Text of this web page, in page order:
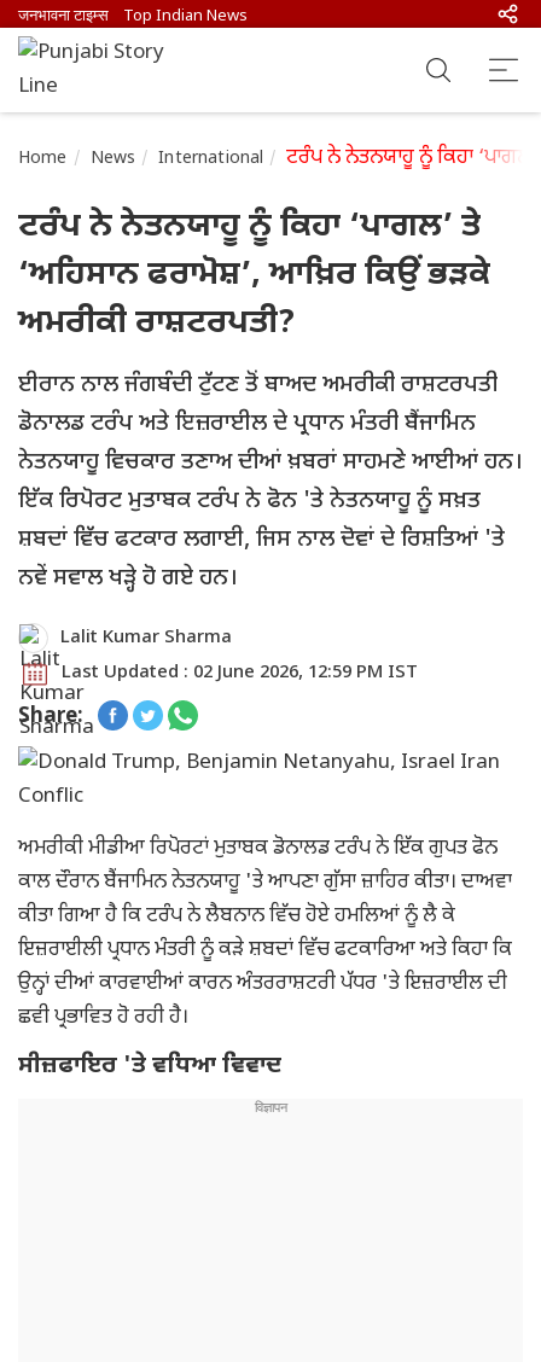
जनभावना टाइम्स Top Indian News
Home News International ਟਰੰਪ ਨੇ ਨੇਤਨਯਾਹੂ ਨੂੰ ਕਿਹਾ
ਟਰੰਪ ਨੇ ਨੇਤਨਯਾਹੂ ਨੂੰ ਕਿਹਾ ‘ਪਾਗਲ’ ਤੇ
‘ਅਹਿਸਾਨ ਫਰਾਮੋਸ਼’, ਆਖ਼ਿਰ ਕਿਉਂ ਭੜਕੇ
ਅਮਰੀਕੀ ਰਾਸ਼ਟਰਪਤੀ?
ਈਰਾਨ ਨਾਲ ਜੰਗਬੰਦੀ ਟੁੱਟਣ ਤੋਂ ਬਾਅਦ ਅਮਰੀਕੀ ਰਾਸ਼ਟਰਪਤੀ
ਡੋਨਾਲਡ ਟਰੰਪ ਅਤੇ ਇਜ਼ਰਾਈਲ ਦੇ ਪ੍ਰਧਾਨ ਮੰਤਰੀ ਬੈਂਜਾਮਿਨ
ਨੇਤਨਯਾਹੂ ਵਿਚਕਾਰ ਤਣਾਅ ਦੀਆਂ ਖ਼ਬਰਾਂ ਸਾਹਮਣੇ ਆਈਆਂ ਹਨ।
ਇੱਕ ਰਿਪੋਰਟ ਮੁਤਾਬਕ ਟਰੰਪ ਨੇ ਫੋਨ 'ਤੇ ਨੇਤਨਯਾਹੂ ਨੂੰ ਸਖ਼ਤ
ਸ਼ਬਦਾਂ ਵਿੱਚ ਫਟਕਾਰ ਲਗਾਈ, ਜਿਸ ਨਾਲ ਦੋਵਾਂ ਦੇ ਰਿਸ਼ਤਿਆਂ 'ਤੇ
ਨਵੇਂ ਸਵਾਲ ਖੜ੍ਹੇ ਹੋ ਗਏ ਹਨ।
Lalit Kumar Sharma
Last Updated : 02 June 2026, 12:59 PM IST
Share:
ਅਮਰੀਕੀ ਮੀਡੀਆ ਰਿਪੋਰਟਾਂ ਮੁਤਾਬਕ ਡੋਨਾਲਡ ਟਰੰਪ ਨੇ ਇੱਕ ਗੁਪਤ ਫੋਨ
ਕਾਲ ਦੌਰਾਨ ਬੈਂਜਾਮਿਨ ਨੇਤਨਯਾਹੂ 'ਤੇ ਆਪਣਾ ਗੁੱਸਾ ਜ਼ਾਹਿਰ ਕੀਤਾ। ਦਾਅਵਾ
ਕੀਤਾ ਗਿਆ ਹੈ ਕਿ ਟਰੰਪ ਨੇ ਲੈਬਨਾਨ ਵਿੱਚ ਹੋਏ ਹਮਲਿਆਂ ਨੂੰ ਲੈ ਕੇ
ਇਜ਼ਰਾਈਲੀ ਪ੍ਰਧਾਨ ਮੰਤਰੀ ਨੂੰ ਕੜੇ ਸ਼ਬਦਾਂ ਵਿੱਚ ਫਟਕਾਰਿਆ ਅਤੇ ਕਿਹਾ ਕਿ
ਉਨ੍ਹਾਂ ਦੀਆਂ ਕਾਰਵਾਈਆਂ ਕਾਰਨ ਅੰਤਰਰਾਸ਼ਟਰੀ ਪੱਧਰ 'ਤੇ ਇਜ਼ਰਾਈਲ ਦੀ
ਛਵੀ ਪ੍ਰਭਾਵਿਤ ਹੋ ਰਹੀ ਹੈ।
ਸੀਜ਼ਫਾਇਰ 'ਤੇ ਵਧਿਆ ਵਿਵਾਦ